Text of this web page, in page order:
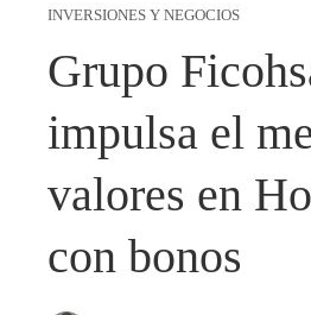
INVERSIONES Y NEGOCIOS
Grupo
impulsa el
valores en
con bonos